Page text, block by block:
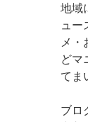
地域
ュー
メ・
どマ
てま
ブロ